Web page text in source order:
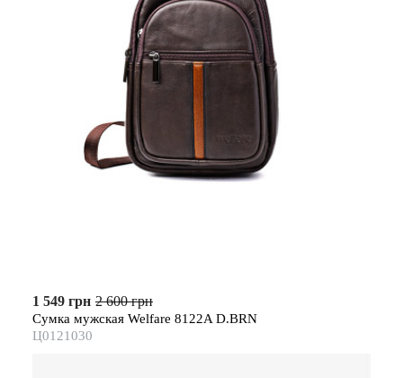
1 549 грн 2 600 грн
Сумка мужская Welfare 8122A D.BRN
Ц0121030